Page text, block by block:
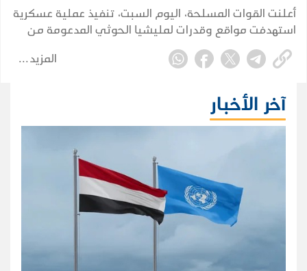
وحضرموت
أعلنت القوات المسلحة، اليوم السبت، تنفيذ عملية عسكرية
استهدفت مواقع وقدرات لمليشيا الحوثي المدعومة من
إيران، على طول خطوط التماس في عدة محاور قتالية.
المزيد
آخر الأخبار